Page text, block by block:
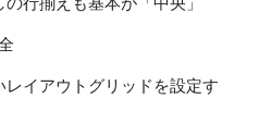
イアウトグリッドを設定す